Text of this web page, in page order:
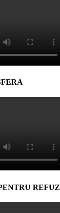
REFUZ